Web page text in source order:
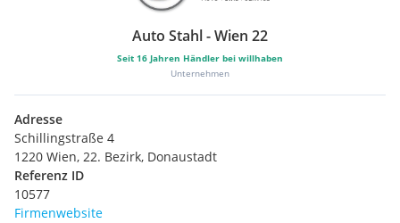
ISOFIX-Halterung an den äusseren Sitzplätzen der 2. Sitzreihe
.) Halogen Scheinwerfer mit LED-Tagfahrlicht,
Scheinwerfereinfassung in schwarz
.) Leichtmetallräder 7J x 17 mit 215/55 R17 Reifen, 5x2-
Speichen-Design, in Magnetic Bright, glanzgedreht
.) Anhängevorrichtung, fest
Auto Stahl - Wien 22
Seit 16 Jahren Händler bei willhaben
Unternehmen
Adresse
Schillingstraße 4
1220 Wien, 22. Bezirk, Donaustadt
Referenz ID
10577
Firmenwebsite